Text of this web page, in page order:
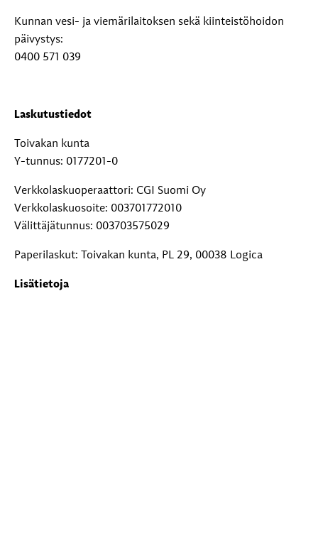
Kunnan vesi- ja viemärilaitoksen sekä kiinteistöhoidon
päivystys:
0400 571 039
Laskutustiedot
Toivakan kunta
Y-tunnus: 0177201-0
Verkkolaskuoperaattori: CGI Suomi Oy
Verkkolaskuosoite: 003701772010
Välittäjätunnus: 003703575029
Paperilaskut: Toivakan kunta, PL 29, 00038 Logica
Lisätietoja